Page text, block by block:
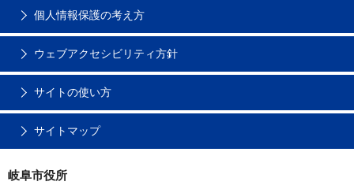
個人情報保護の考え方
ウェブアクセシビリティ方針
サイトの使い方
サイトマップ
岐阜市役所